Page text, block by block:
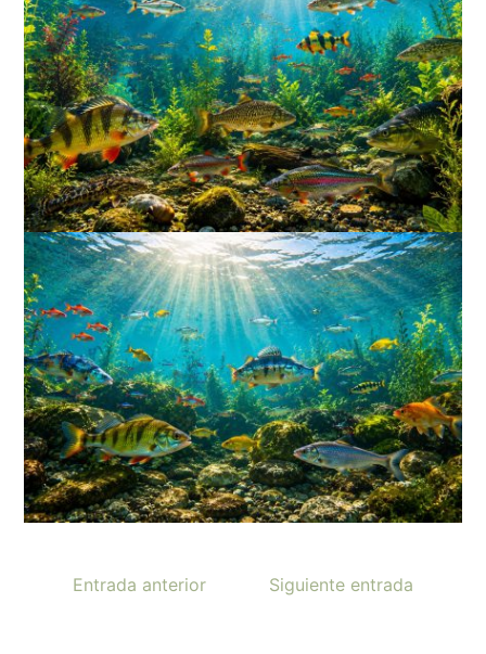
Entrada anterior Siguiente entrada